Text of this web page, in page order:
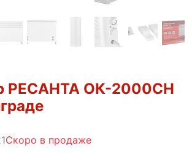
РЕСАНТА ОК-2000СН
Скоро в продаже